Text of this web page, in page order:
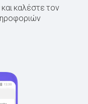
καλέστε τον